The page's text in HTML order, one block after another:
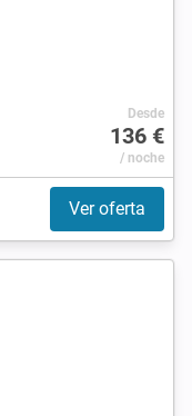
Desde
136 €
/ noche
Ver oferta